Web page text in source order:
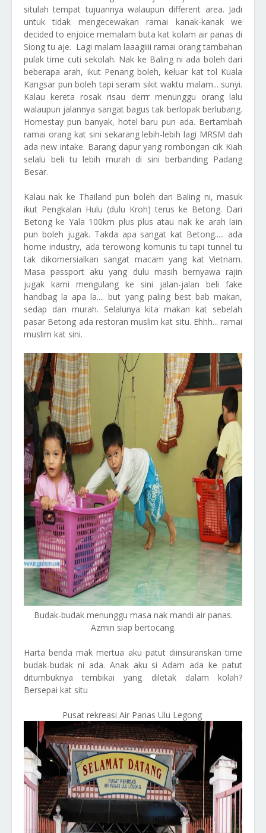
situlah tempat tujuannya walaupun different area. Jadi
untuk tidak mengecewakan ramai kanak-kanak we
decided to enjoice memalam buta kat kolam air panas di
Siong tu aje. Lagi malam laaagiiii ramai orang tambahan
pulak time cuti sekolah. Nak ke Baling ni ada boleh dari
beberapa arah, ikut Penang boleh, keluar kat tol Kuala
Kangsar pun boleh tapi seram sikit waktu malam... sunyi.
Kalau kereta rosak risau derrr menunggu orang lalu
walaupun jalannya sangat bagus tak berlopak berlubang.
Homestay pun banyak, hotel baru pun ada. Bertambah
ramai orang kat sini sekarang lebih-lebih lagi MRSM dah
ada new intake. Barang dapur yang rombongan cik Kiah
selalu beli tu lebih murah di sini berbanding Padang
Besar.
Kalau nak ke Thailand pun boleh dari Baling ni, masuk
ikut Pengkalan Hulu (dulu Kroh) terus ke Betong. Dari
Betong ke Yala 100km plus plus atau nak ke arah lain
pun boleh jugak. Takda apa sangat kat Betong..... ada
home industry, ada terowong komunis tu tapi tunnel tu
tak dikomersialkan sangat macam yang kat Vietnam.
Masa passport aku yang dulu masih bernyawa rajin
jugak kami mengulang ke sini jalan-jalan beli fake
handbag la apa la.... but yang paling best bab makan,
sedap dan murah. Selalunya kita makan kat sebelah
pasar Betong ada restoran muslim kat situ. Ehhh... ramai
muslim kat sini.
Budak-budak menunggu masa nak mandi air panas.
Azmin siap bertocang.
Harta benda mak mertua aku patut diinsuranskan time
budak-budak ni ada. Anak aku si Adam ada ke patut
ditumbuknya tembikai yang diletak dalam kolah?
Bersepai kat situ
Pusat rekreasi Air Panas Ulu Legong